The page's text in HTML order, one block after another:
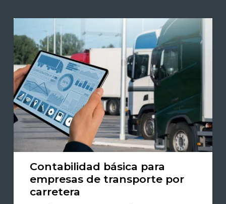
Contabilidad básica para
empresas de transporte por
carretera